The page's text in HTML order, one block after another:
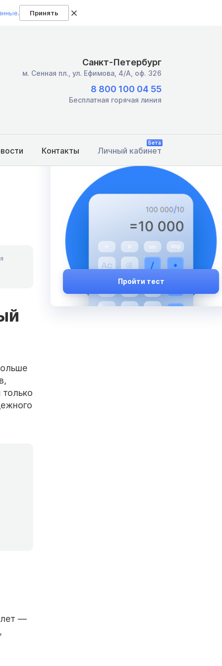
. Принять
Санкт-Петербург
м. Сенная пл., ул. Ефимова, 4/А, оф. 326
8 800 100 04 55
Бесплатная горячая линия
Контакты Личный кабинет
Бета
лет —
Вправе ли вы списать долги
по кредитам бесплатно
бесплатного судебного или
упрощенного банкротства
Пройти тест